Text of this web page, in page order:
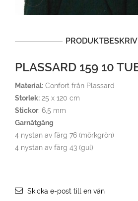
PLASSARD 159 10
Material: Confort från Plassard
Storlek: 25 x 120 cm
Stickor: 6,5 mm
Garnåtgång
4 nystan av färg 76 (mörkgrön)
4 nystan av färg 43 (gul)
Skicka e-post till en vän